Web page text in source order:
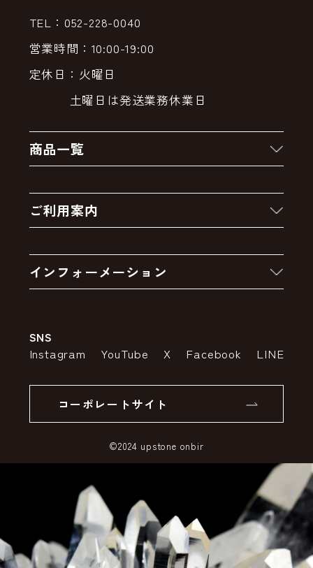
TEL：052-228-0040
営業時間：10:00-19:00
定休日：火曜日
土曜日は発送業務休業日
商品一覧
クーポン
卸販売・大量注文
アウトレットセール
ご利用案内
お支払いについて
インフォーメーション
特定商取引法の表示
SSLサーバー証明書とは
SNS
Instagram YouTube X Facebook LINE
コーポレートサイト
©2024 upstone onbir